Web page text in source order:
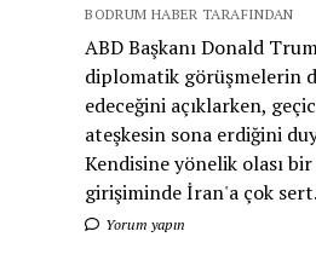
BODRUM HABER TARAFINDAN
ABD Başkanı Donald
diplomatik görüşmelerin
edeceğini açıklarken,
ateşkesin sona erdiğini
Kendisine yönelik olası
girişiminde İran'a çok
Yorum yapın